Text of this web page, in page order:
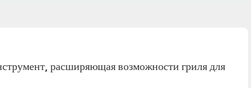
расширяющая возможности гриля для